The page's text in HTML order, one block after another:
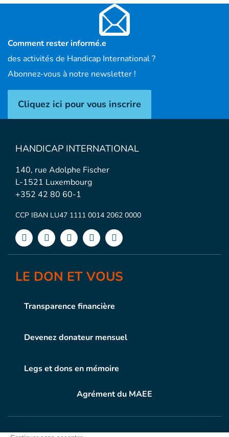
Comment rester informé.e
des activités de Handicap International ?
Abonnez-vous à notre newsletter !
Cliquez ici pour vous inscrire
HANDICAP INTERNATIONAL
140, rue Adolphe Fischer
L-1521 Luxembourg
+352 42 80 60-1
CCP IBAN LU47 1111 0014 2062 0000
LE DON ET VOUS
Transparence financière
Devenez donateur mensuel
Legs et dons en mémoire
Agrément du MAEE